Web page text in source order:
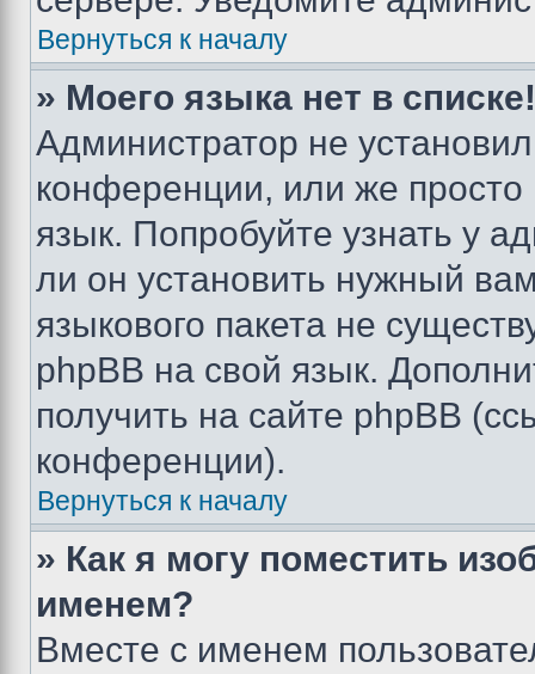
Вернуться к началу
» Моего языка нет в списке!
Администратор не
конференции, или же
язык. Попробуйте узнать у
ли он установить нужный
языкового пакета не
phpBB на свой язык.
получить на сайте phpBB
конференции).
Вернуться к началу
» Как я могу поместить
именем?
Вместе с именем